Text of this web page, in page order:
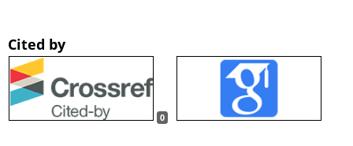
Cited by
0